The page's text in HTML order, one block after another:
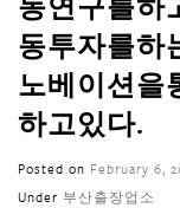
동투자를하
노베이션을
하고있다.
Posted on February 6,
Under 부산출장업소